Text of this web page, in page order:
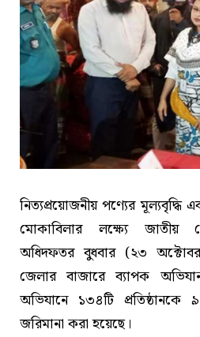
নিত্যপ্রয়োজনীয় পণ্যের মূল্যবৃদ্ধি
মোকাবিলার লক্ষ্যে জাতীয়
অধিদফতর বুধবার (২৩
জেলার বাজারে ব্যাপক
অভিযানে ১৩৪টি
জরিমানা করা হয়েছে।